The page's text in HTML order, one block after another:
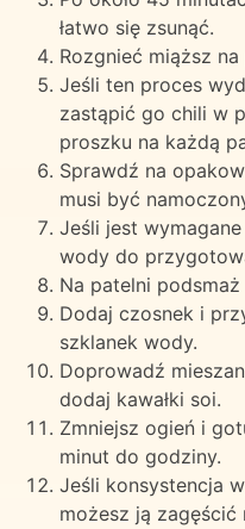
łatwo się zsunąć.
Rozgnieć miąższ na
Jeśli ten proces
zastąpić go chili w
proszku na każdą
Sprawdź na
musi być
Jeśli jest
wody do
Na patelni
Dodaj czosnek i
szklanek wody.
Doprowadź
dodaj kawałki soi.
Zmniejsz ogień i
minut do godziny.
Jeśli konsystencja
możesz ją zagęścić